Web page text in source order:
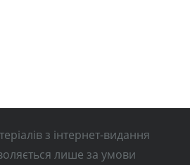
з інтернет-видання
лише за умови